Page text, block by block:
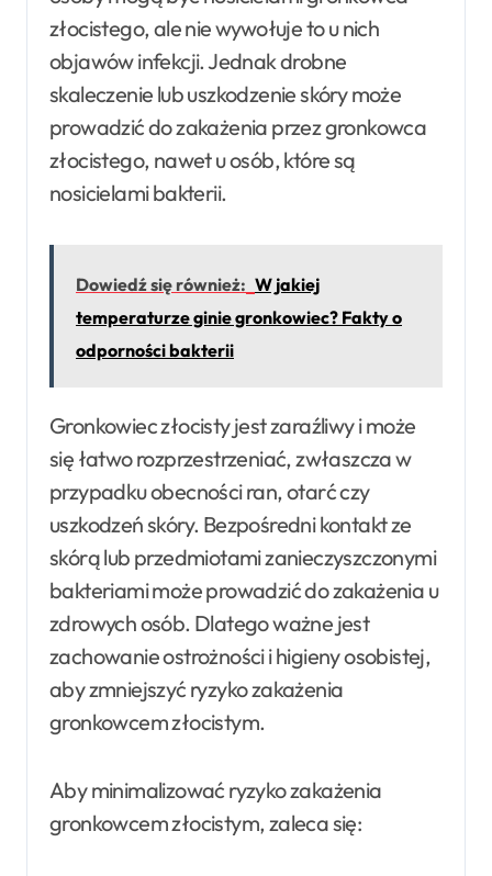
złocistego, ale nie wywołuje to u nich
objawów infekcji. Jednak drobne
skaleczenie lub uszkodzenie skóry może
prowadzić do zakażenia przez gronkowca
złocistego, nawet u osób, które są
nosicielami bakterii.
Dowiedź się również: W jakiej
temperaturze ginie gronkowiec? Fakty o
odporności bakterii
Gronkowiec złocisty jest zaraźliwy i może
się łatwo rozprzestrzeniać, zwłaszcza w
przypadku obecności ran, otarć czy
uszkodzeń skóry. Bezpośredni kontakt ze
skórą lub przedmiotami zanieczyszczonymi
bakteriami może prowadzić do zakażenia u
zdrowych osób. Dlatego ważne jest
zachowanie ostrożności i higieny osobistej,
aby zmniejszyć ryzyko zakażenia
gronkowcem złocistym.
Aby minimalizować ryzyko zakażenia
gronkowcem złocistym, zaleca się: